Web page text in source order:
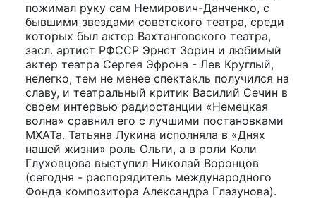
пожимал руку сам Немирович-Данченко, с
бывшими звездами советского театра, среди
которых был актер Вахтанговского театра,
засл. артист РФССР Эрнст Зорин и любимый
актер театра Сергея Эфрона - Лев Круглый,
нелегко, тем не менее спектакль получился на
славу, и театральный критик Василий Сечин в
своем интервью радиостанции «Немецкая
волна» сравнил его с лучшими постановками
МХАТа. Татьяна Лукина исполняла в «Днях
нашей жизни» роль Ольги, а в роли Коли
Глуховцова выступил Николай Воронцов
(сегодня - распорядитель международного
Фонда композитора Александра Глазунова).